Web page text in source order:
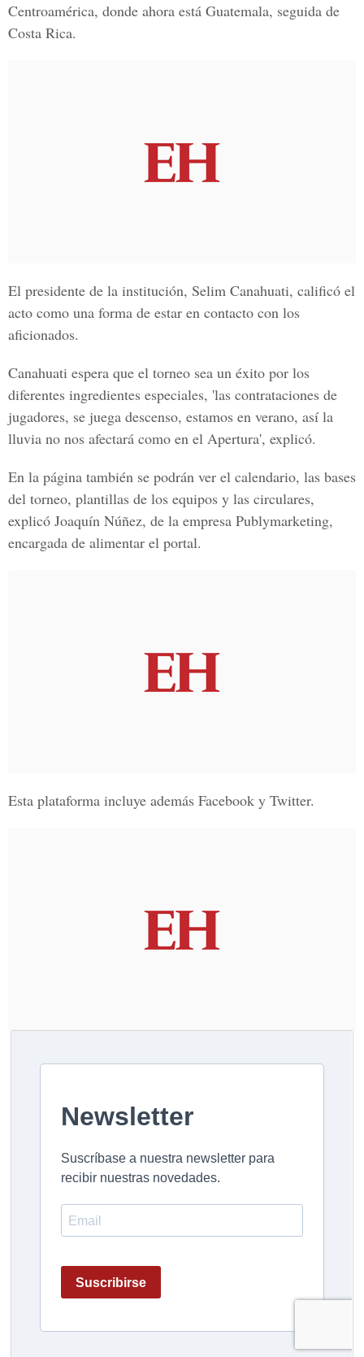
Centroamérica, donde ahora está Guatemala, seguida de
Costa Rica.
El presidente de la institución, Selim Canahuati, calificó el
acto como una forma de estar en contacto con los
aficionados.
Canahuati espera que el torneo sea un éxito por los
diferentes ingredientes especiales, 'las contrataciones de
jugadores, se juega descenso, estamos en verano, así la
lluvia no nos afectará como en el Apertura', explicó.
En la página también se podrán ver el calendario, las bases
del torneo, plantillas de los equipos y las circulares,
explicó Joaquín Núñez, de la empresa Publymarketing,
encargada de alimentar el portal.
Esta plataforma incluye además Facebook y Twitter.